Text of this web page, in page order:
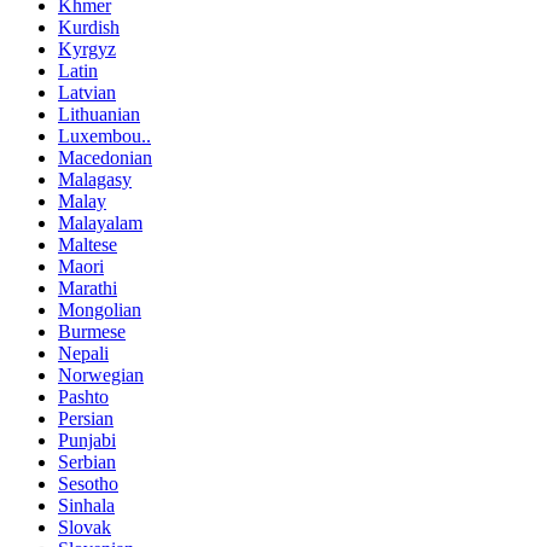
Khmer
Kurdish
Kyrgyz
Latin
Latvian
Lithuanian
Luxembou..
Macedonian
Malagasy
Malay
Malayalam
Maltese
Maori
Marathi
Mongolian
Burmese
Nepali
Norwegian
Pashto
Persian
Punjabi
Serbian
Sesotho
Sinhala
Slovak